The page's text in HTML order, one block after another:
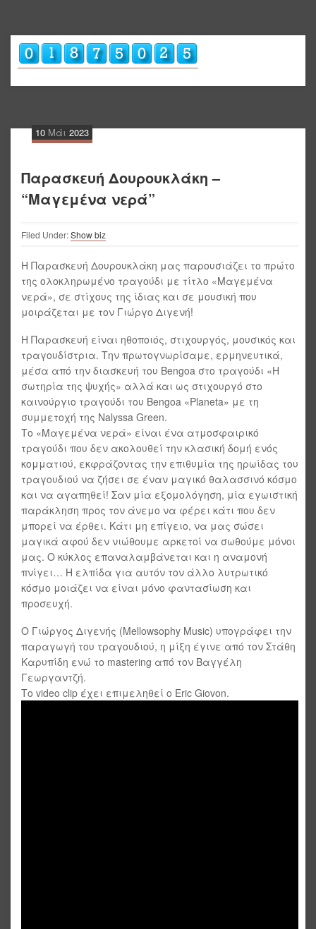
10 Μάι 2023
Παρασκευή Δουρουκλάκη –
“Μαγεμένα νερά”
Filed Under:Show biz
Η Παρασκευή Δουρουκλάκη μας παρουσιάζει το πρώτο
της ολοκληρωμένο τραγούδι με τίτλο «Μαγεμένα
νερά», σε στίχους της ίδιας και σε μουσική που
μοιράζεται με τον Γιώργο Διγενή!
Η Παρασκευή είναι ηθοποιός, στιχουργός, μουσικός και
τραγουδίστρια. Την πρωτογνωρίσαμε, ερμηνευτικά,
μέσα από την διασκευή του Bengoa στο τραγούδι «Η
σωτηρία της ψυχής» αλλά και ως στιχουργό στο
καινούργιο τραγούδι του Bengoa «Planeta» με τη
συμμετοχή της Nalyssa Green.
Το «Μαγεμένα νερά» είναι ένα ατμοσφαιρικό
τραγούδι που δεν ακολουθεί την κλασική δομή ενός
κομματιού, εκφράζοντας την επιθυμία της ηρωίδας του
τραγουδιού να ζήσει σε έναν μαγικό θαλασσινό κόσμο
και να αγαπηθεί! Σαν μία εξομολόγηση, μία εγωιστική
παράκληση προς τον άνεμο να φέρει κάτι που δεν
μπορεί να έρθει. Κάτι μη επίγειο, να μας σώσει
μαγικά αφού δεν νιώθουμε αρκετοί να σωθούμε μόνοι
μας. Ο κύκλος επαναλαμβάνεται και η αναμονή
πνίγει… Η ελπίδα για αυτόν τον άλλο λυτρωτικό
κόσμο μοιάζει να είναι μόνο φαντασίωση και
προσευχή.
Ο Γιώργος Διγενής (Mellowsophy Music) υπογράφει την
παραγωγή του τραγουδιού, η μίξη έγινε από τον Στάθη
Καρυπίδη ενώ το mastering από τον Βαγγέλη
Γεωργαντζή.
Το video clip έχει επιμεληθεί ο Eric Giovon.